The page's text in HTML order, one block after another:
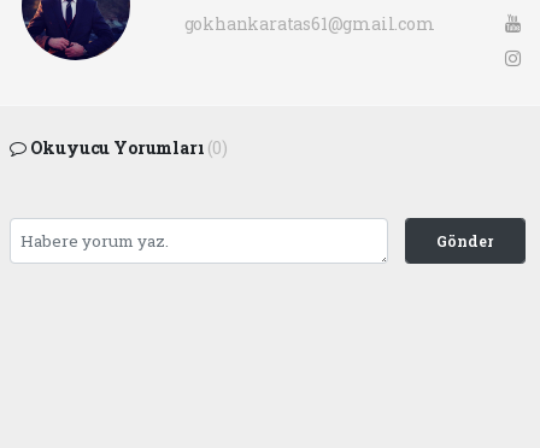
gokhankaratas61@gmail.com
Okuyucu Yorumları (0)
Gönder